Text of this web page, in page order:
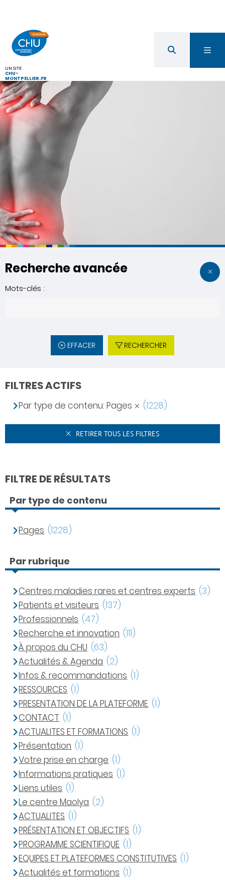
UN SITE
CHU-
MONTPELLIER.FR
Recherche avancée
Mots-clés :
EFFACER RECHERCHER
FILTRES ACTIFS
Par type de contenu: Pages (1228)
RETIRER TOUS LES FILTRES
FILTRE DE RÉSULTATS
Par type de contenu
Pages (1228)
Par rubrique
Centres maladies rares et centres experts (3)
Patients et visiteurs (137)
Professionnels (47)
Recherche et innovation (111)
À propos du CHU (63)
Actualités & Agenda (2)
Infos & recommandations (1)
RESSOURCES (1)
PRESENTATION DE LA PLATEFORME (1)
CONTACT (1)
ACTUALITES ET FORMATIONS (1)
Présentation (1)
Votre prise en charge (1)
Informations pratiques (1)
Liens utiles (1)
Le centre Maolya (2)
ACTUALITES (1)
PRÉSENTATION ET OBJECTIFS (1)
PROGRAMME SCIENTIFIQUE (1)
EQUIPES ET PLATEFORMES CONSTITUTIVES (1)
Actualités et formations (1)